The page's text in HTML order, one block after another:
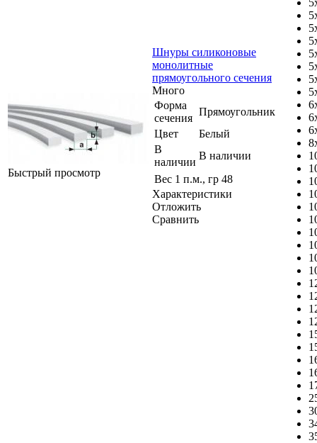
Быстрый просмотр
Шнуры силиконовые
монолитные
прямоугольного сечения
Много
Форма
сечения
Прямоугольник
Цвет
Белый
В
наличии
В наличии
Вес 1 п.м., гр 48
Характеристики
Отложить
Сравнить